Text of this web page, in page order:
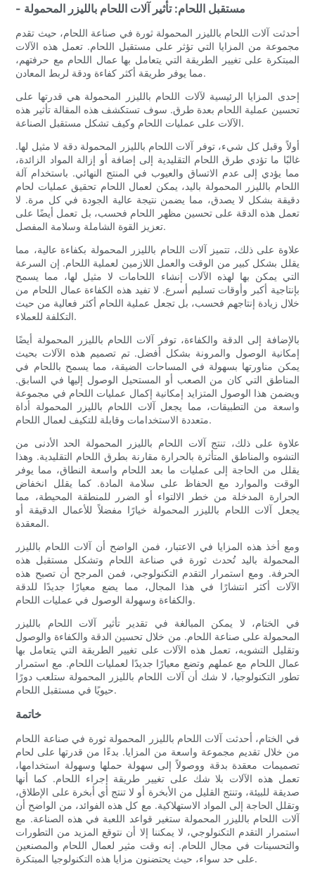
- مستقبل اللحام: تأثير آلات اللحام بالليزر المحمولة
أحدثت آلات اللحام بالليزر المحمولة ثورة في صناعة اللحام، حيث تقدم
مجموعة من المزايا التي تؤثر على مستقبل اللحام. تعمل هذه الآلات
المبتكرة على تغيير الطريقة التي يتعامل بها عمال اللحام مع حرفتهم،
مما يوفر طريقة أكثر كفاءة ودقة لربط المعادن.
إحدى المزايا الرئيسية لآلات اللحام بالليزر المحمولة هي قدرتها على
تحسين عملية اللحام بعدة طرق. سوف تستكشف هذه المقالة تأثير هذه
الآلات على عمليات اللحام وكيف تشكل مستقبل الصناعة.
أولاً وقبل كل شيء، توفر آلات اللحام بالليزر المحمولة دقة لا مثيل لها.
غالبًا ما تؤدي طرق اللحام التقليدية إلى إضافة أو إزالة المواد الزائدة،
مما يؤدي إلى عدم الاتساق والعيوب في المنتج النهائي. باستخدام آلة
اللحام بالليزر المحمولة باليد، يمكن لعمال اللحام تحقيق عمليات لحام
دقيقة بشكل لا يصدق، مما يضمن نتيجة عالية الجودة في كل مرة. لا
تعمل هذه الدقة على تحسين مظهر اللحام فحسب، بل تعمل أيضًا على
تعزيز القوة الشاملة وسلامة المفصل.
علاوة على ذلك، تتميز آلات اللحام بالليزر المحمولة بكفاءة عالية، مما
يقلل بشكل كبير من الوقت والعمل اللازمين لعملية اللحام. إن السرعة
التي يمكن بها لهذه الآلات إنشاء اللحامات لا مثيل لها، مما يسمح
بإنتاجية أكبر وأوقات تسليم أسرع. لا تفيد هذه الكفاءة عمال اللحام من
خلال زيادة إنتاجهم فحسب، بل تجعل عملية اللحام أكثر فعالية من حيث
التكلفة للعملاء.
بالإضافة إلى الدقة والكفاءة، توفر آلات اللحام بالليزر المحمولة أيضًا
إمكانية الوصول والمرونة بشكل أفضل. تم تصميم هذه الآلات بحيث
يمكن مناورتها بسهولة في المساحات الضيقة، مما يسمح باللحام في
المناطق التي كان من الصعب أو المستحيل الوصول إليها في السابق.
ويضمن هذا الوصول المتزايد إمكانية إكمال عمليات اللحام في مجموعة
واسعة من التطبيقات، مما يجعل آلات اللحام بالليزر المحمولة أداة
متعددة الاستخدامات وقابلة للتكيف لعمال اللحام.
علاوة على ذلك، تنتج آلات اللحام بالليزر المحمولة الحد الأدنى من
التشوه والمناطق المتأثرة بالحرارة مقارنة بطرق اللحام التقليدية. وهذا
يقلل من الحاجة إلى عمليات ما بعد اللحام واسعة النطاق، مما يوفر
الوقت والموارد مع الحفاظ على سلامة المادة. كما يقلل انخفاض
الحرارة المدخلة من خطر الالتواء أو الضرر للمنطقة المحيطة، مما
يجعل آلات اللحام بالليزر المحمولة خيارًا مفضلاً للأعمال الدقيقة أو
المعقدة.
ومع أخذ هذه المزايا في الاعتبار، فمن الواضح أن آلات اللحام بالليزر
المحمولة باليد تُحدث ثورة في صناعة اللحام وتشكل مستقبل هذه
الحرفة. ومع استمرار التقدم التكنولوجي، فمن المرجح أن تصبح هذه
الآلات أكثر انتشارًا في هذا المجال، مما يضع معيارًا جديدًا للدقة
والكفاءة وسهولة الوصول في عمليات اللحام.
في الختام، لا يمكن المبالغة في تقدير تأثير آلات اللحام بالليزر
المحمولة على صناعة اللحام. من خلال تحسين الدقة والكفاءة والوصول
وتقليل التشويه، تعمل هذه الآلات على تغيير الطريقة التي يتعامل بها
عمال اللحام مع عملهم وتضع معيارًا جديدًا لعمليات اللحام. مع استمرار
تطور التكنولوجيا، لا شك أن آلات اللحام بالليزر المحمولة ستلعب دورًا
حيويًا في مستقبل اللحام.
خاتمة
في الختام، أحدثت آلات اللحام بالليزر المحمولة ثورة في صناعة اللحام
من خلال تقديم مجموعة واسعة من المزايا. بدءًا من قدرتها على لحام
تصميمات معقدة بدقة ووصولاً إلى سهولة حملها وسهولة استخدامها،
تعمل هذه الآلات بلا شك على تغيير طريقة إجراء اللحام. كما أنها
صديقة للبيئة، وتنتج القليل من الأبخرة أو لا تنتج أي أبخرة على الإطلاق،
وتقلل الحاجة إلى المواد الاستهلاكية. مع كل هذه الفوائد، من الواضح أن
آلات اللحام بالليزر المحمولة ستغير قواعد اللعبة في هذه الصناعة. مع
استمرار التقدم التكنولوجي، لا يمكننا إلا أن نتوقع المزيد من التطورات
والتحسينات في مجال اللحام. إنه وقت مثير لعمال اللحام والمصنعين
على حد سواء، حيث يحتضنون مزايا هذه التكنولوجيا المبتكرة.